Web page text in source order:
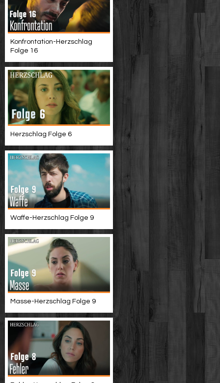
Konfrontation-Herzschlag
Folge 16
Herzschlag Folge 6
Waffe-Herzschlag Folge 9
Masse-Herzschlag Folge 9